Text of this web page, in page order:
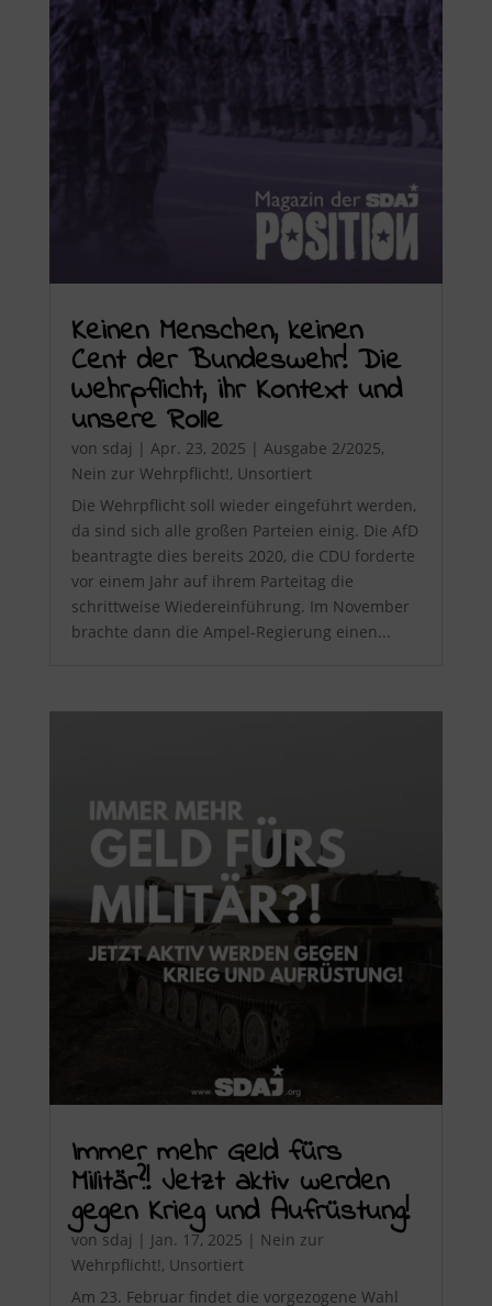
Keinen Menschen, keinen
Cent der Bundeswehr! Die
Wehrpflicht, ihr Kontext und
unsere Rolle
von sdaj | Apr. 23, 2025 | Ausgabe 2/2025,
Nein zur Wehrpflicht!, Unsortiert
Die Wehrpflicht soll wieder eingeführt werden,
da sind sich alle großen Parteien einig. Die AfD
beantragte dies bereits 2020, die CDU forderte
vor einem Jahr auf ihrem Parteitag die
schrittweise Wiedereinführung. Im November
brachte dann die Ampel-Regierung einen...
Immer mehr Geld fürs
Militär?! Jetzt aktiv werden
gegen Krieg und Aufrüstung!
von sdaj | Jan. 17, 2025 | Nein zur
Wehrpflicht!, Unsortiert
Am 23. Februar findet die vorgezogene Wahl